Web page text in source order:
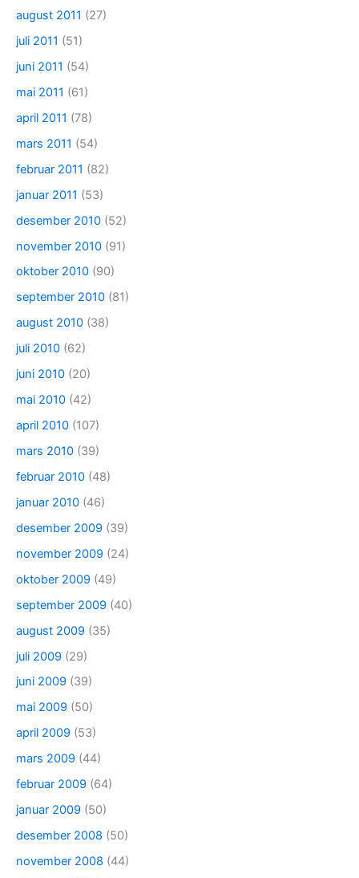
august 2011 (27)
juli 2011 (51)
juni 2011 (54)
mai 2011 (61)
april 2011 (78)
mars 2011 (54)
februar 2011 (82)
januar 2011 (53)
desember 2010 (52)
november 2010 (91)
oktober 2010 (90)
september 2010 (81)
august 2010 (38)
juli 2010 (62)
juni 2010 (20)
mai 2010 (42)
april 2010 (107)
mars 2010 (39)
februar 2010 (48)
januar 2010 (46)
desember 2009 (39)
november 2009 (24)
oktober 2009 (49)
september 2009 (40)
august 2009 (35)
juli 2009 (29)
juni 2009 (39)
mai 2009 (50)
april 2009 (53)
mars 2009 (44)
februar 2009 (64)
januar 2009 (50)
desember 2008 (50)
november 2008 (44)